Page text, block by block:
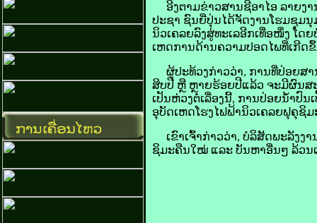
ອີງ​ຕາມ​ຂ່າວສານ​ຊີ​ອາ​ໄອ ລາຍ​ງາ
ປະຊາ ຊົນ​ຍີ່ປຸ່ນ​ໄດ້​ຈັດ​ງານ​ໂຮມ​ຊຸມ
ນິວ​ເຄລຍ​ລົງ​ສູ່​ທະເລ​ອີກ​ເທື່ອ​ໜຶ່ງ ໂ
ເຫດການ​ດ້ານ​ຄວາມ​ປອດ​ໄພ​ທີ່​ເກີດ​
ຜູ້​ປະ​ທ້ວງ​ກ່າວ​ວ່າ, ການ​ທີ່​ປ່ອຍ​ສາ
ສິບ​ປີ ຫຼື ຫຼາຍ​ຮ້ອຍ​ປີ​ແລ້ວ ຈະ​ມີ​ຜົນ​ສ
ເປັນ​ຫ່ວງ​ຕໍ່​ເລື່ອງ​ນີ້, ການ​ປ່ອຍ​ນ້ຳ​ປົ
ອຸບັດເຫດ​ໂຮງ​ໄຟຟ້າ​ນິວ​ເຄລຍ​ຟຸ​ຄຸ​ຊິ​
ເຂົາເຈົ້າ​ກ່າວ​ວ່າ, ບໍລິສັດ​ພະລັງງ
ຊິ​ມະ​ຄືນໃໝ່ ແລະ ບັນຫາ​ອື່ນໆ ​ລ້ວນ​